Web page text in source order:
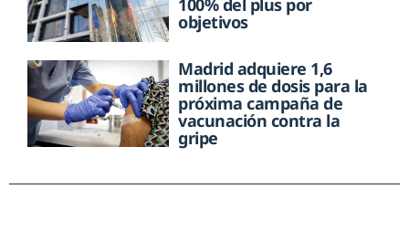
100% del plus por
objetivos
Madrid adquiere 1,6
millones de dosis para la
próxima campaña de
vacunación contra la
gripe